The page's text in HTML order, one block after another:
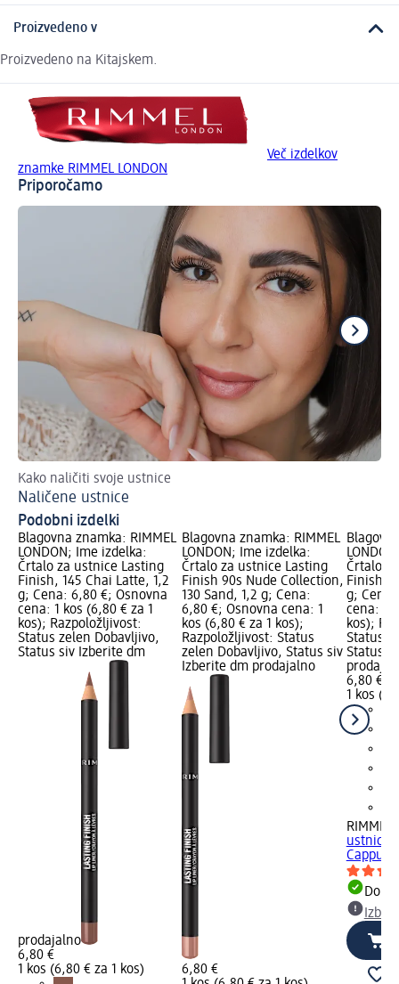
Proizvedeno v
Proizvedeno na Kitajskem.
Več izdelkov
znamke RIMMEL LONDON
Priporočamo
Kako naličiti svoje ustnice
Naličene ustnice
Podobni izdelki
Blagovna znamka: RIMMEL
LONDON; Ime izdelka:
Črtalo za ustnice Lasting
Finish, 145 Chai Latte, 1,2
g; Cena: 6,80 €; Osnovna
cena: 1 kos (6,80 € za 1
kos); Razpoložljivost:
Status zelen Dobavljivo,
Status siv Izberite dm
prodajalno
6,80 €
1 kos (6,80 € za 1 kos)
Blagovna znamka: RIMMEL
LONDON; Ime izdelka:
Črtalo za ustnice Lasting
Finish 90s Nude Collection,
130 Sand, 1,2 g; Cena:
6,80 €; Osnovna cena: 1
kos (6,80 € za 1 kos);
Razpoložljivost: Status
zelen Dobavljivo, Status siv
Izberite dm prodajalno
6,80 €
Črtalo
Finish,
g;
cena: 1
kos);
Status
Status
6,80 €
1 kos
RIMMEL
ustnice